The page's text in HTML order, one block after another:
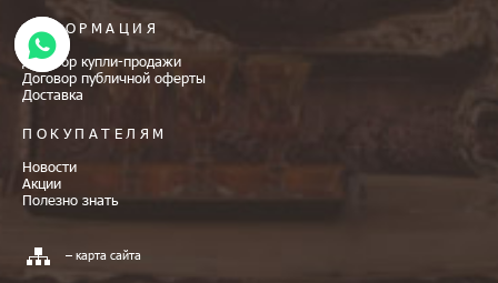
ИНФОРМАЦИЯ
Договор купли-продажи
Договор публичной оферты
Доставка
ПОКУПАТЕЛЯМ
Новости
Акции
Полезно знать
– карта сайта